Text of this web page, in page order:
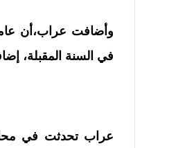
وأضافت عراب،أن
في السنة المقبلة،
عراب تحدثت في